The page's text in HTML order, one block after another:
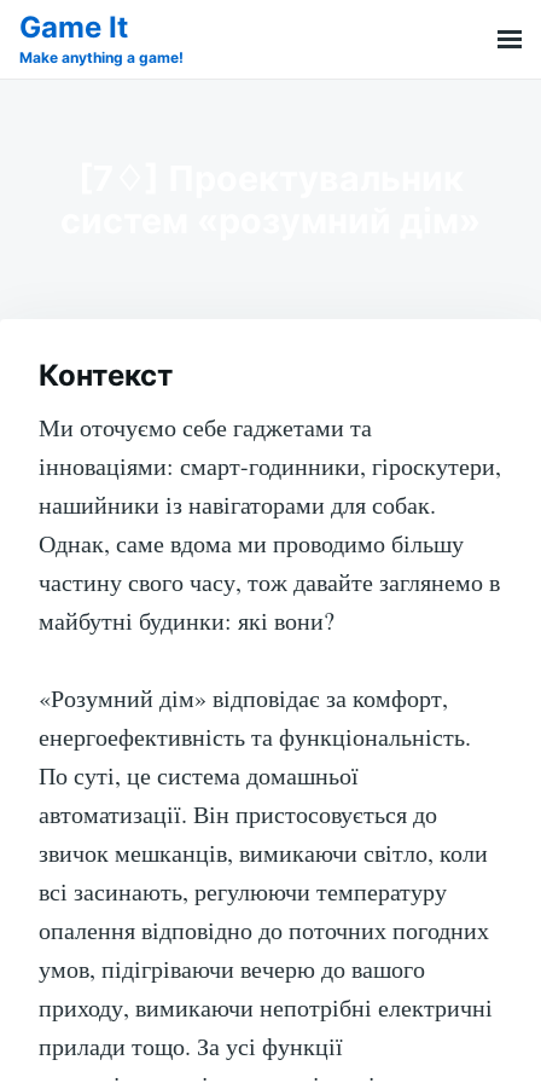
SkipSearch
for:
Game It
Make anything a game!
Контекст
Ми оточуємо себе гаджетами та
інноваціями: смарт-годинники, гіроскутери,
нашийники із навігаторами для собак.
Однак, саме вдома ми проводимо більшу
частину свого часу, тож давайте заглянемо в
майбутні будинки: які вони?
«Розумний дім» відповідає за комфорт,
енергоефективність та функціональність.
По суті, це система домашньої
автоматизації. Він пристосовується до
звичок мешканців, вимикаючи світло, коли
всі засинають, регулюючи температуру
опалення відповідно до поточних погодних
умов, підігріваючи вечерю до вашого
приходу, вимикаючи непотрібні електричні
прилади тощо. За усі функції